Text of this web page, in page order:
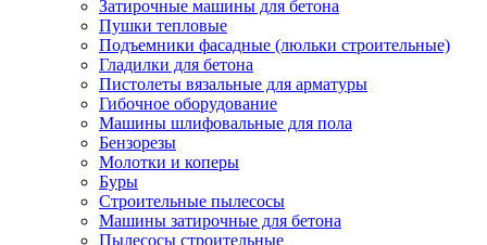
Затирочные машины для бетона
Пушки тепловые
Подъемники фасадные (люльки строительные)
Гладилки для бетона
Пистолеты вязальные для арматуры
Гибочное оборудование
Машины шлифовальные для пола
Бензорезы
Молотки и коперы
Буры
Строительные пылесосы
Машины затирочные для бетона
Пылесосы строительные